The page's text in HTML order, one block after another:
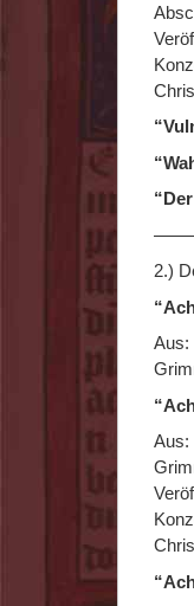
2.)
Aus:
Aus: